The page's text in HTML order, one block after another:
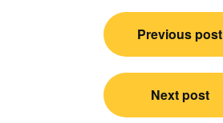
Nawigacja
Previous post
Next post